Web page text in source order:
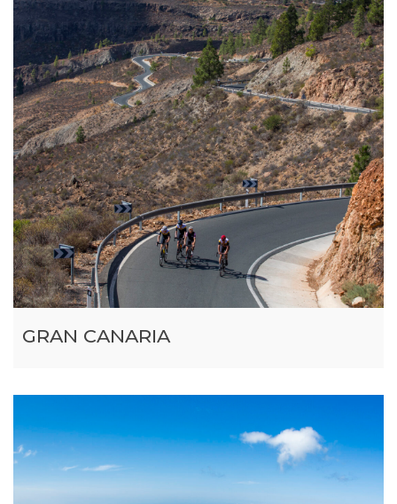
GRAN CANARIA